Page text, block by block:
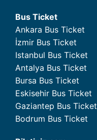
Bus Ticket
Ankara Bus Ticket
İzmir Bus Ticket
Istanbul Bus Ticket
Antalya Bus Ticket
Bursa Bus Ticket
Eskisehir Bus Ticket
Gaziantep Bus Ticket
Bodrum Bus Ticket